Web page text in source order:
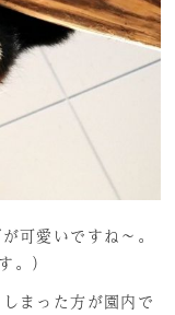
可愛いですね～。
）
まった方が園内で